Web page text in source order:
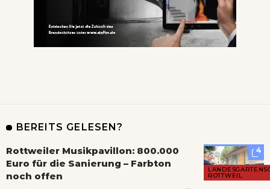
BEREITS GELESEN?
4
ROTTWEIL
Rottweiler Musikpavillon: 800.000
Euro für die Sanierung – Farbton
noch offen